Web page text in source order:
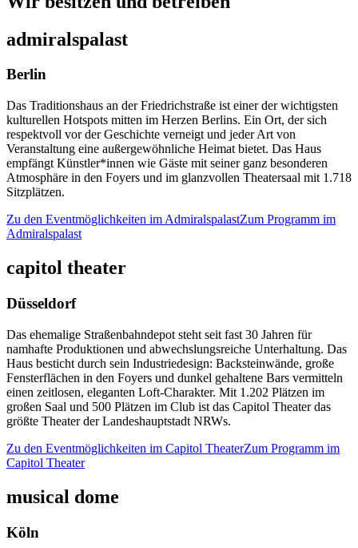
admiralspalast
Berlin
Das Traditionshaus an der Friedrichstraße ist einer der wichtigsten
kulturellen Hotspots mitten im Herzen Berlins. Ein Ort, der sich
respektvoll vor der Geschichte verneigt und jeder Art von
Veranstaltung eine außergewöhnliche Heimat bietet. Das Haus
empfängt Künstler*innen wie Gäste mit seiner ganz besonderen
Atmosphäre in den Foyers und im glanzvollen Theatersaal mit 1.718
Sitzplätzen.
Zu den Eventmöglichkeiten im AdmiralspalastZum Programm im
Admiralspalast
capitol theater
Düsseldorf
Das ehemalige Straßenbahndepot steht seit fast 30 Jahren für
namhafte Produktionen und abwechslungsreiche Unterhaltung. Das
Haus besticht durch sein Industriedesign: Backsteinwände, große
Fensterflächen in den Foyers und dunkel gehaltene Bars vermitteln
einen zeitlosen, eleganten Loft-Charakter. Mit 1.202 Plätzen im
großen Saal und 500 Plätzen im Club ist das Capitol Theater das
größte Theater der Landeshauptstadt NRWs.
Zu den Eventmöglichkeiten im Capitol TheaterZum Programm im
Capitol Theater
musical dome
Köln